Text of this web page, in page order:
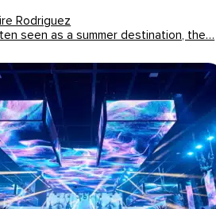
Rodriguez
seen as a summer destination, the…